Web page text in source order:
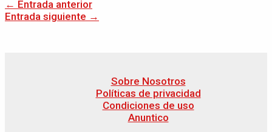
← Entrada anterior
Entrada siguiente →
Sobre Nosotros
Políticas de privacidad
Condiciones de uso
Anuntico